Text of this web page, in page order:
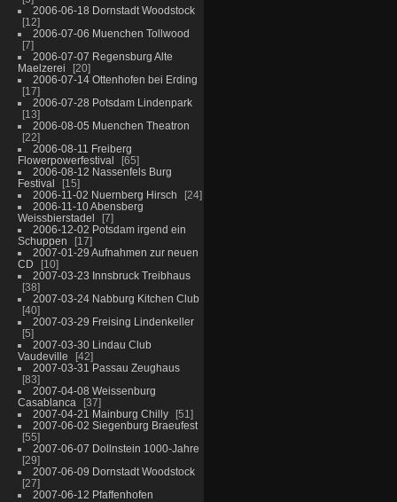
2006-06-18 Dornstadt Woodstock
12
2006-07-06 Muenchen Tollwood
7
2006-07-07 Regensburg Alte
Maelzerei
20
2006-07-14 Ottenhofen bei Erding
17
2006-07-28 Potsdam Lindenpark
13
2006-08-05 Muenchen Theatron
22
2006-08-11 Freiberg
Flowerpowerfestival
65
2006-08-12 Nassenfels Burg
Festival
15
2006-11-02 Nuernberg Hirsch
24
2006-11-10 Abensberg
Weissbierstadel
7
2006-12-02 Potsdam irgend ein
Schuppen
17
2007-01-29 Aufnahmen zur neuen
CD
10
2007-03-23 Innsbruck Treibhaus
38
2007-03-24 Nabburg Kitchen Club
40
2007-03-29 Freising Lindenkeller
5
2007-03-30 Lindau Club
Vaudeville
42
2007-03-31 Passau Zeughaus
83
2007-04-08 Weissenburg
Casablanca
37
2007-04-21 Mainburg Chilly
51
2007-06-02 Siegenburg Braeufest
55
2007-06-07 Dollnstein 1000-Jahre
29
2007-06-09 Dornstadt Woodstock
27
2007-06-12 Pfaffenhofen